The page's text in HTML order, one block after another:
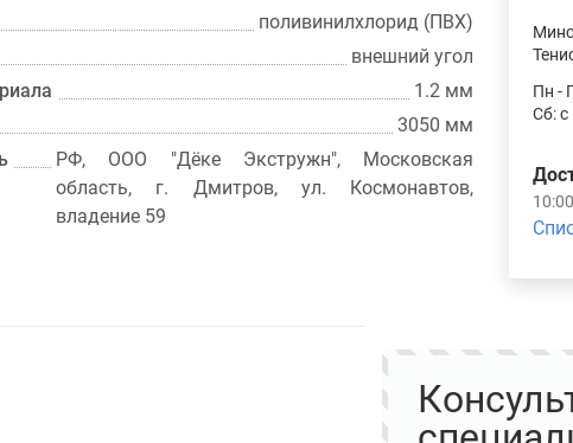
поливинилхлорид (ПВХ)
внешний угол
1.2 мм
3050 мм
РФ, ООО "Дёке Экстружн", Московская
область, г. Дмитров, ул. Космонавтов,
владение 59
Пн -
Сб: с